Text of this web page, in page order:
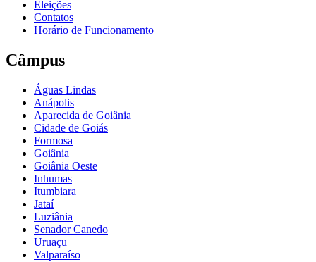
Eleições
Contatos
Horário de Funcionamento
Câmpus
Águas Lindas
Anápolis
Aparecida de Goiânia
Cidade de Goiás
Formosa
Goiânia
Goiânia Oeste
Inhumas
Itumbiara
Jataí
Luziânia
Senador Canedo
Uruaçu
Valparaíso